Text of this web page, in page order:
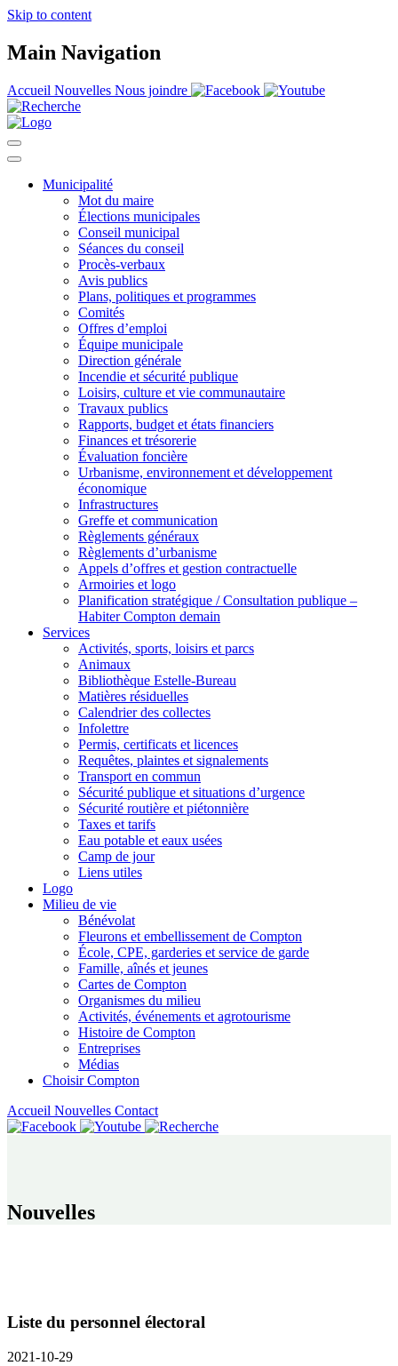
Skip to content
Main Navigation
Accueil Nouvelles Nous joindre
Municipalité
Mot du maire
Élections municipales
Conseil municipal
Séances du conseil
Procès-verbaux
Avis publics
Plans, politiques et programmes
Comités
Offres d’emploi
Équipe municipale
Direction générale
Incendie et sécurité publique
Loisirs, culture et vie communautaire
Travaux publics
Rapports, budget et états financiers
Finances et trésorerie
Évaluation foncière
Urbanisme, environnement et développement
économique
Infrastructures
Greffe et communication
Règlements généraux
Règlements d’urbanisme
Appels d’offres et gestion contractuelle
Armoiries et logo
Planification stratégique / Consultation publique –
Habiter Compton demain
Services
Activités, sports, loisirs et parcs
Animaux
Bibliothèque Estelle-Bureau
Matières résiduelles
Calendrier des collectes
Infolettre
Permis, certificats et licences
Requêtes, plaintes et signalements
Transport en commun
Sécurité publique et situations d’urgence
Sécurité routière et piétonnière
Taxes et tarifs
Eau potable et eaux usées
Camp de jour
Liens utiles
Logo
Milieu de vie
Bénévolat
Fleurons et embellissement de Compton
École, CPE, garderies et service de garde
Famille, aînés et jeunes
Cartes de Compton
Organismes du milieu
Activités, événements et agrotourisme
Histoire de Compton
Entreprises
Médias
Choisir Compton
Accueil Nouvelles Contact
Nouvelles
Liste du personnel électoral
2021-10-29